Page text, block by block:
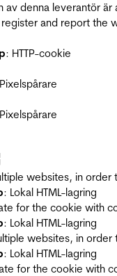
av denna leverantör
and report the
: HTTP-cookie
websites, in
: Lokal HTML-lagring
for the cookie with
: Lokal HTML-lagring
websites, in
: Lokal HTML-lagring
for the cookie with